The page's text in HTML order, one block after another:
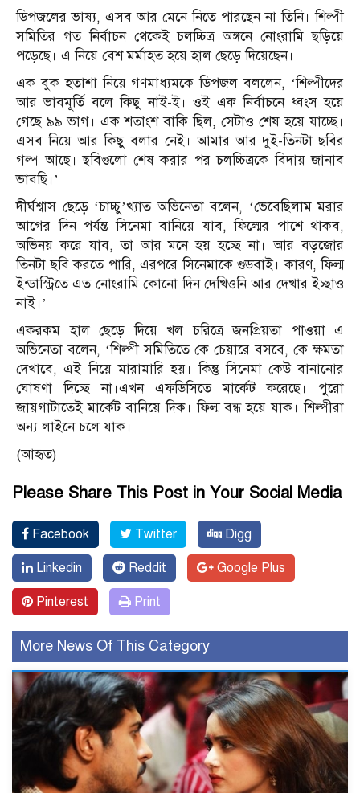
ডিপজলের ভাষ্য, এসব আর মেনে নিতে পারছেন না তিনি। শিল্পী
সমিতির গত নির্বাচন থেকেই চলচ্চিত্র অঙ্গনে নোংরামি ছড়িয়ে
পড়েছে। এ নিয়ে বেশ মর্মাহত হয়ে হাল ছেড়ে দিয়েছেন।
এক বুক হতাশা নিয়ে গণমাধ্যমকে ডিপজল বললেন, ‘শিল্পীদের
আর ভাবমূর্তি বলে কিছু নাই-ই। ওই এক নির্বাচনে ধ্বংস হয়ে
গেছে ৯৯ ভাগ। এক শতাংশ বাকি ছিল, সেটাও শেষ হয়ে যাচ্ছে।
এসব নিয়ে আর কিছু বলার নেই। আমার আর দুই-তিনটা ছবির
গল্প আছে। ছবিগুলো শেষ করার পর চলচ্চিত্রকে বিদায় জানাব
ভাবছি।’
দীর্ঘশ্বাস ছেড়ে ‘চাচ্চু’খ্যাত অভিনেতা বলেন, ‘ভেবেছিলাম মরার
আগের দিন পর্যন্ত সিনেমা বানিয়ে যাব, ফিল্মের পাশে থাকব,
অভিনয় করে যাব, তা আর মনে হয় হচ্ছে না। আর বড়জোর
তিনটা ছবি করতে পারি, এরপরে সিনেমাকে গুডবাই। কারণ, ফিল্ম
ইন্ডাস্ট্রিতে এত নোংরামি কোনো দিন দেখিওনি আর দেখার ইচ্ছাও
নাই।’
একরকম হাল ছেড়ে দিয়ে খল চরিত্রে জনপ্রিয়তা পাওয়া এ
অভিনেতা বলেন, ‘শিল্পী সমিতিতে কে চেয়ারে বসবে, কে ক্ষমতা
দেখাবে, এই নিয়ে মারামারি হয়। কিন্তু সিনেমা কেউ বানানোর
ঘোষণা দিচ্ছে না।এখন এফডিসিতে মার্কেট করেছে। পুরো
জায়গাটাতেই মার্কেট বানিয়ে দিক। ফিল্ম বন্ধ হয়ে যাক। শিল্পীরা
অন্য লাইনে চলে যাক।
(আহৃত)
Please Share This Post in Your Social Media
Facebook Twitter Digg
Linkedin Reddit Google Plus
Pinterest Print
More News Of This Category